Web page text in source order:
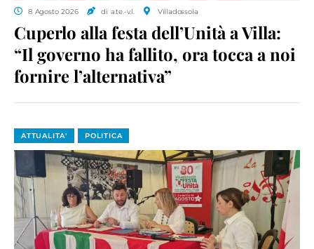
8 Agosto 2026 di a.te.-v.l. Villadossola
Cuperlo alla festa dell’Unità a Villa:
“Il governo ha fallito, ora tocca a noi
fornire l’alternativa”
ATTUALITA' POLITICA